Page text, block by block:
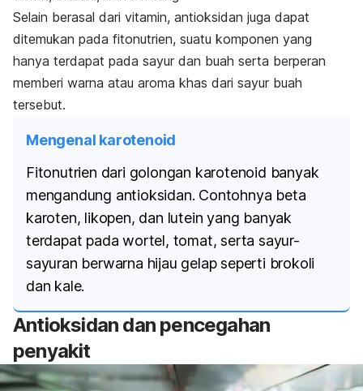
Selain berasal dari vitamin, antioksidan juga dapat
ditemukan pada fitonutrien, suatu komponen yang
hanya terdapat pada sayur dan buah serta berperan
memberi warna atau aroma khas dari sayur buah
tersebut.
Mengenal karotenoid
Fitonutrien dari golongan karotenoid banyak
mengandung antioksidan. Contohnya beta
karoten, likopen, dan lutein yang banyak
terdapat pada wortel, tomat, serta sayur-
sayuran berwarna hijau gelap seperti brokoli
dan kale.
Antioksidan dan pencegahan
penyakit